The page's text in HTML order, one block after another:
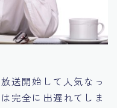
送開始して人気なっ
完全に出遅れてしま